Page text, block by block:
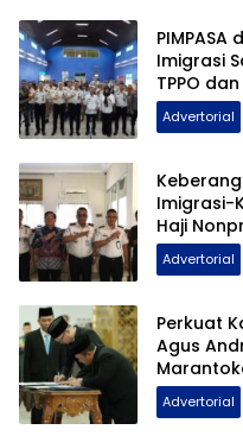
Imigrasi
TPPO
Advertorial
Imigrasi-
Haji
Advertorial
Perkuat
Agus
Advertorial